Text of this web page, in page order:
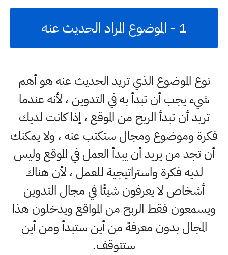
1 - الموضوع المراد الحديث عنه
نوع الموضوع الذي تريد الحديث عنه هو أهم
شيء يجب أن تبدأ به في التدوين ، لأنه عندما
تريد أن تبدأ الربح من الموقع ، إذا كانت لديك
فكرة وموضوع ومجال ستكتب عنه ، ولا يمكنك
أن تجد من يريد أن يبدأ العمل في الموقع وليس
لديه فكرة واستراتيجية للعمل ، لأن هناك
أشخاص لا يعرفون شيئًا في مجال التدوين
ويسمعون فقط الربح من المواقع ويدخلون هذا
المجال بدون معرفة من أين ستبدأ ومن أين
ستتوقف.